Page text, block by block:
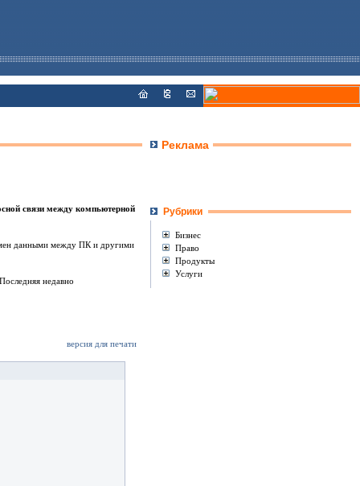
связи между компьютерной
данными между ПК и другими
недавно
версия для печати
Реклама
Рубрики
Бизнес
Право
Продукты
Услуги